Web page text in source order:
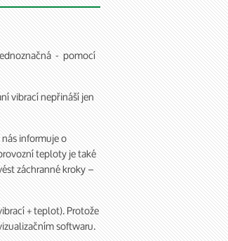
- pomocí
vibrací nepřináší jen
informuje o
teploty je také
záchranné kroky –
+ teplot). Protože
softwaru.